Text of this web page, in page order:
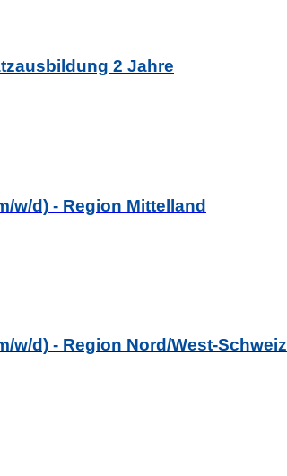
2 Jahre
w/d) - Region Mittelland
w/d) - Region Nord/West-Schweiz